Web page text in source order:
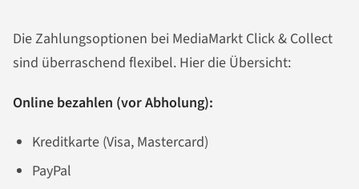
Die Zahlungsoptionen bei MediaMarkt Click & Collect
sind überraschend flexibel. Hier die Übersicht:
Online bezahlen (vor Abholung):
Kreditkarte (Visa, Mastercard)
PayPal